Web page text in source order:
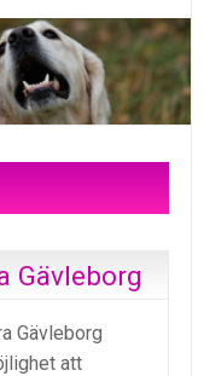
Gävleborg
Gävleborg
att